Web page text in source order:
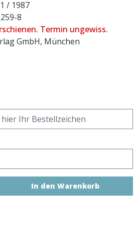
/ 1987
8
Termin ungewiss.
GmbH, München
Gib den
In den Warenkorb